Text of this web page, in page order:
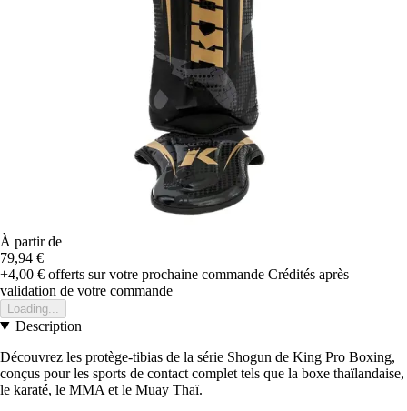
À partir de
79,94 €
+4,00 € offerts sur votre prochaine commande Crédités après
validation de votre commande
Loading...
Description
Découvrez les protège-tibias de la série Shogun de King Pro Boxing,
conçus pour les sports de contact complet tels que la boxe thaïlandaise,
le karaté, le MMA et le Muay Thaï.